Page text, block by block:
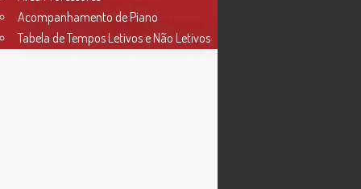
Acompanhamento de Piano
Tabela de Tempos Letivos e Não Letivos